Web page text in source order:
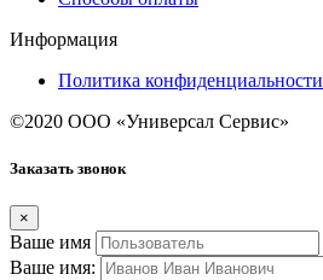
Информация
Политика конфиденциальности
©2020 ООО «Универсал Сервис»
Заказать звонок
×
Ваше имя
Ваше имя: